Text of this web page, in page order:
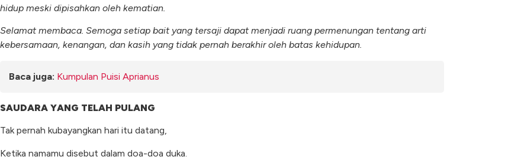
hidup meski dipisahkan oleh kematian.
Selamat membaca. Semoga setiap bait yang tersaji dapat menjadi ruang permenungan tentang arti
kebersamaan, kenangan, dan kasih yang tidak pernah berakhir oleh batas kehidupan.
Baca juga: Kumpulan Puisi Aprianus
SAUDARA YANG TELAH PULANG
Tak pernah kubayangkan hari itu datang,
Ketika namamu disebut dalam doa-doa duka.